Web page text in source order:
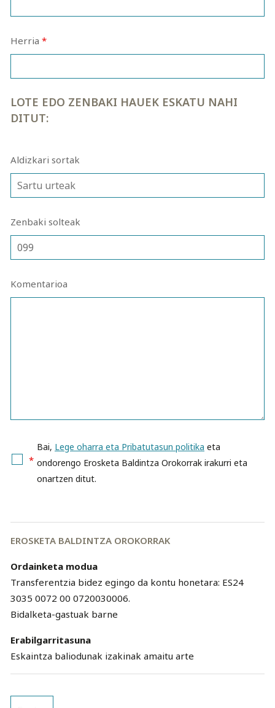
Herria *
LOTE EDO ZENBAKI HAUEK ESKATU NAHI
DITUT:
Aldizkari sortak
Zenbaki solteak
Komentarioa
*
Bai, Lege oharra eta Pribatutasun politika eta
ondorengo Erosketa Baldintza Orokorrak irakurri eta
onartzen ditut.
EROSKETA BALDINTZA OROKORRAK
Ordainketa modua
Transferentzia bidez egingo da kontu honetara: ES24
3035 0072 00 0720030006.
Bidalketa-gastuak barne
Erabilgarritasuna
Eskaintza baliodunak izakinak amaitu arte